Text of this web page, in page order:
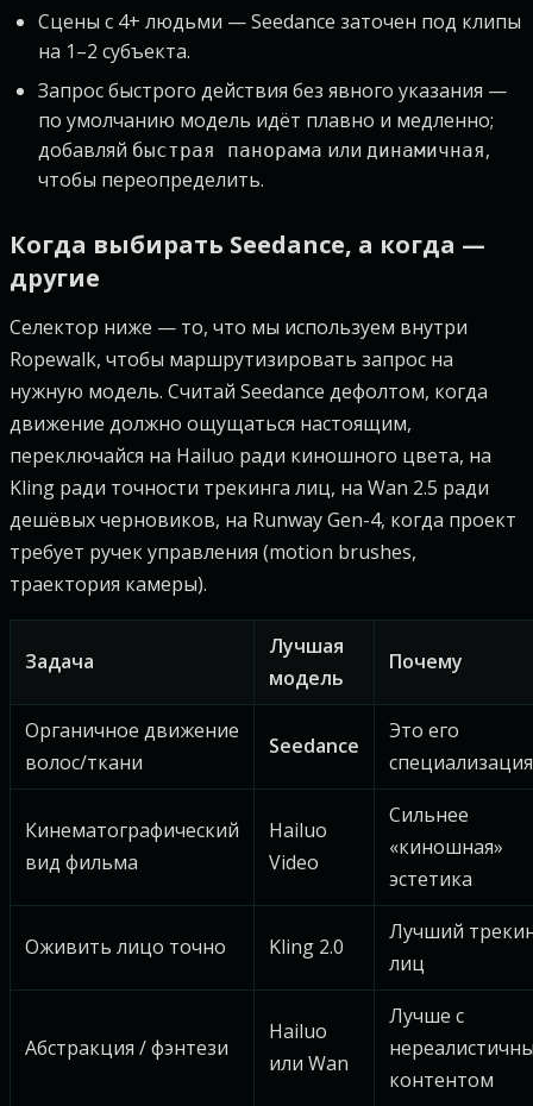
Сцены с 4+ людьми — Seedance заточен под клипы
на 1–2 субъекта.
Запрос быстрого действия без явного указания —
по умолчанию модель идёт плавно и медленно;
добавляй быстрая панорама или динамичная,
чтобы переопределить.
Когда выбирать Seedance, а когда —
другие
Селектор ниже — то, что мы используем внутри
Ropewalk, чтобы маршрутизировать запрос на
нужную модель. Считай Seedance дефолтом, когда
движение должно ощущаться настоящим,
переключайся на Hailuo ради киношного цвета, на
Kling ради точности трекинга лиц, на Wan 2.5 ради
дешёвых черновиков, на Runway Gen-4, когда проект
требует ручек управления (motion brushes,
траектория камеры).
Задача
Лучшая
модель
Почему
Органичное движение
волос/ткани
Seedance
Это его
специализация
Кинематографический
вид фильма
Hailuo
Video
Сильнее
«киношная»
эстетика
Оживить лицо точно Kling 2.0
Лучший
лиц
Абстракция / фэнтези
Hailuo
или Wan
Лучше с
контентом